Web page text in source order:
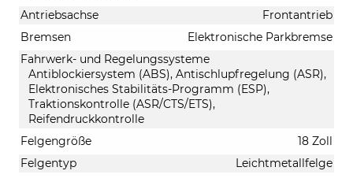
Antriebsachse
Frontantrieb
Bremsen
Elektronische Parkbremse
Fahrwerk- und Regelungssysteme
Antiblockiersystem (ABS), Antischlupfregelung (ASR),
Elektronisches Stabilitäts-Programm (ESP),
Traktionskontrolle (ASR/CTS/ETS),
Reifendruckkontrolle
Felgengröße
18 Zoll
Felgentyp
Leichtmetallfelge